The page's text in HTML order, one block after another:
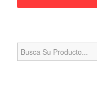
Search
for: